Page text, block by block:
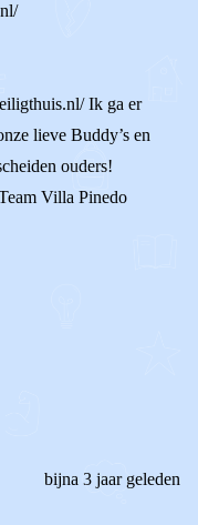
Ik ga er
lieve Buddy’s en
ouders!
Villa Pinedo
bijna 3 jaar geleden